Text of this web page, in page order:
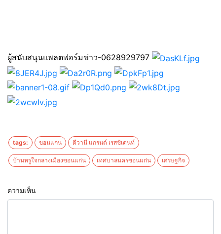
ผู้สนับสนุนแพลตฟอร์มข่าว-0628929797
tags: ขอนแก่น ดีวานี แกรนด์ เรสซิเดนท์
บ้านหรูใจกลางเมืองขอนแก่น เทศบาลนครขอนแก่น เศรษฐกิจ
ความเห็น